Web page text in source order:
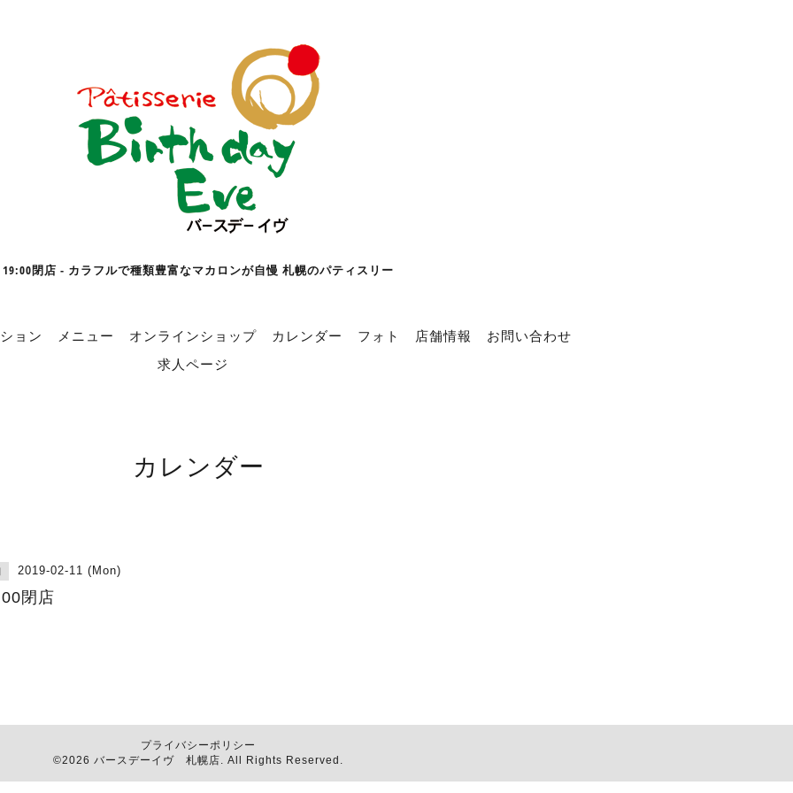
19:00閉店 - カラフルで種類豊富なマカロンが自慢 札幌のパティスリー
ョン メニュー オンラインショップ カレンダー フォト 店舗情報
お問い合わせ
求人ページ
カレンダー
2019-02-11 (Mon)
閉店
プライバシーポリシー
©2026 バースデーイヴ 札幌店. All Rights Reserved.